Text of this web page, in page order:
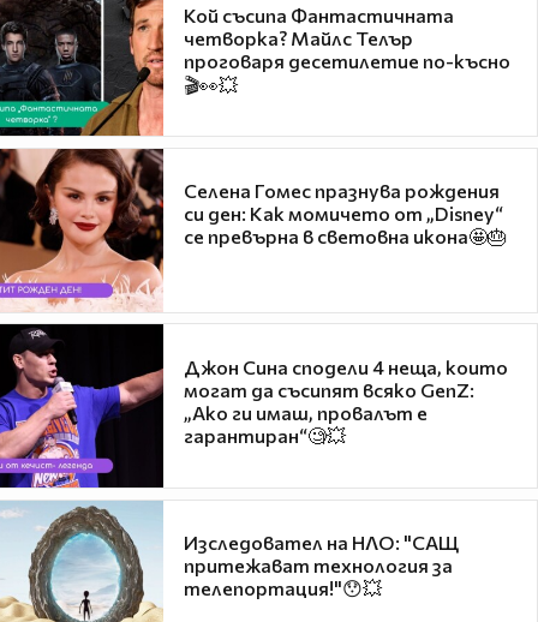
Кой съсипа Фантастичната
четворка? Майлс Телър
проговаря десетилетие по-късно
🎬👀💥
Селена Гомес празнува рождения
си ден: Как момичето от „Disney“
се превърна в световна икона🤩🎂
Джон Сина сподели 4 неща, които
могат да съсипят всяко GenZ:
„Ако ги имаш, провалът е
гарантиран“🧐💥
Изследовател на НЛО: "САЩ
притежават технология за
телепортация!"😯💥